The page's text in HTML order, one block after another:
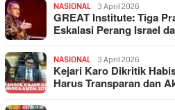
NASIONAL 3 April 2026
GREAT Institute: Tiga
Eskalasi Perang Israel
NASIONAL 3 April 2026
Kejari Karo Dikritik
Harus Transparan dan